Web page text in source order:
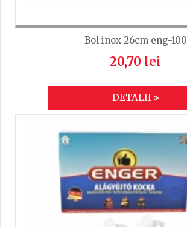
Bol inox 26cm eng-100
20,70 lei
DETALII